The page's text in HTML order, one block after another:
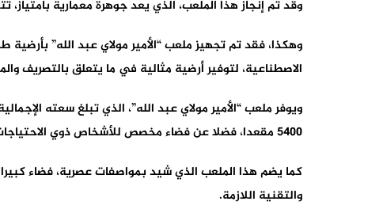
وقد تم إنجاز هذا الملعب، الذي يعد جوهرة معمارية بامتياز،
وهكذا، فقد تم تجهيز ملعب “الأمير مولاي عبد الله”
الاصطناعية، لتوفير أرضية مثالية في ما يتعلق بالتصريف
5400 مقعدا، فضلا عن فضاء مخصص للأشخاص ذوي الاحتياجات الخاصة.
كما يضم هذا الملعب الذي شيد بمواصفات عصرية، فضاء كبيرا
والتقنية اللازمة.